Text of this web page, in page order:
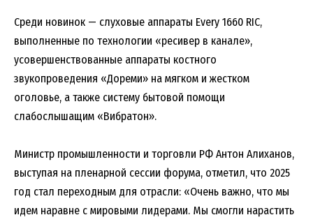
Среди новинок — слуховые аппараты Every 1660 RIC,
выполненные по технологии «ресивер в канале»,
усовершенствованные аппараты костного
звукопроведения «Дореми» на мягком и жестком
оголовье, а также систему бытовой помощи
слабослышащим «Вибратон».
Министр промышленности и торговли РФ Антон Алиханов,
выступая на пленарной сессии форума, отметил, что 2025
год стал переходным для отрасли: «Очень важно, что мы
идем наравне с мировыми лидерами. Мы смогли нарастить